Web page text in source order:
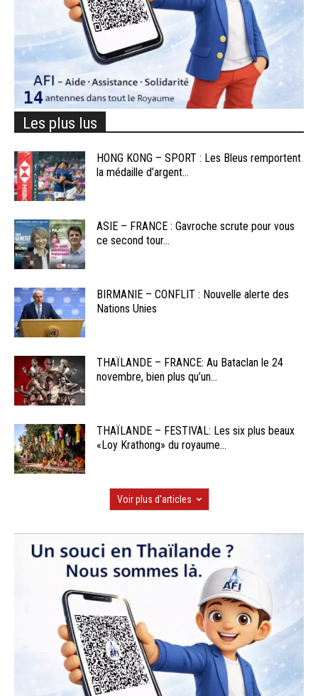
Les plus lus
HONG KONG – SPORT : Les Bleus remportent
la médaille d’argent...
ASIE – FRANCE : Gavroche scrute pour vous
ce second tour...
BIRMANIE – CONFLIT : Nouvelle alerte des
Nations Unies
THAÏLANDE – FRANCE: Au Bataclan le 24
novembre, bien plus qu’un...
THAÏLANDE – FESTIVAL: Les six plus beaux
«Loy Krathong» du royaume...
Voir plus d'articles